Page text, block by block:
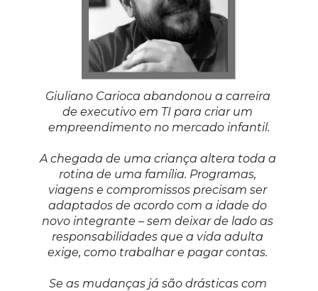
Giuliano Carioca abandonou a carreira
de executivo em TI para criar um
empreendimento no mercado infantil.
A chegada de uma criança altera toda a
rotina de uma família. Programas,
viagens e compromissos precisam ser
adaptados de acordo com a idade do
novo integrante – sem deixar de lado as
responsabilidades que a vida adulta
exige, como trabalhar e pagar contas.
Se as mudanças já são drásticas com